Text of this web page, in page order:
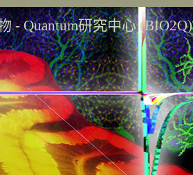
- Quantum研究中心 (BIO2Q)